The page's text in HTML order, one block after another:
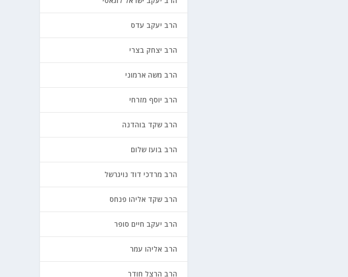
הרב יעקב עדס
הרב יצחק בצרי
הרב משה ארמוני
הרב יוסף מזרחי
הרב שקד בוהדנה
הרב בועז שלום
הרב מרדכי דוד נויגרשל
הרב שקד אליהו פנחס
הרב יעקב חיים סופר
הרב אליהו עמר
הרב הרצל חודר